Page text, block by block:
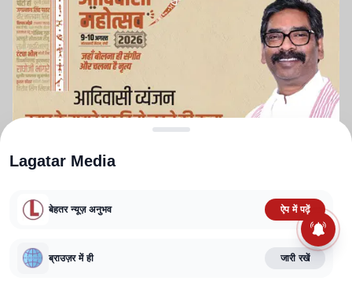
TERMS AND CONDITIONS
CORRECTIONS POLICY
FACT CHECKING POLICY
Lagatar Media
बेहतर न्यूज़ अनुभव ऐप में पढ़ें
ब्राउज़र में ही जारी रखें